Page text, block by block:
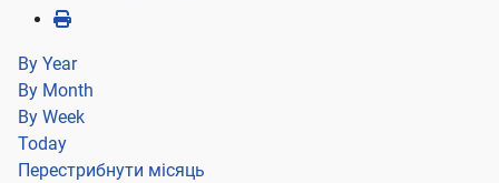
By Year
By Month
By Week
Today
Перестрибнути місяць